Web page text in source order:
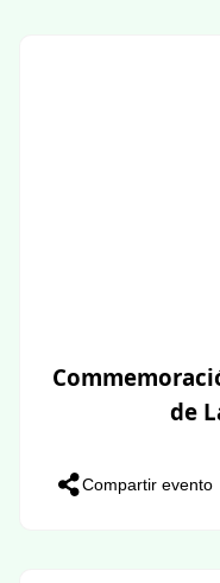
de
Compartir evento